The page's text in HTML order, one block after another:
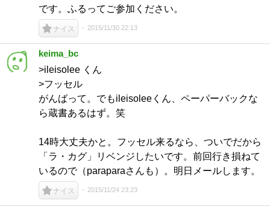
です。ふるってご参加ください。
ナイス 2015/11/30 22:13
keima_bc
>ileisolee くん
>フッセル
がんばって。でもileisoleeくん、ペーパーバックな
ら蔵書あるはず。笑
14時大丈夫かと。フッセル来るなら、ついでだから
「ラ・カグ」リベンジしたいです。前回行き損ねて
いるので（paraparaさんも）。明日メールします。
ナイス 2015/11/24 23:23